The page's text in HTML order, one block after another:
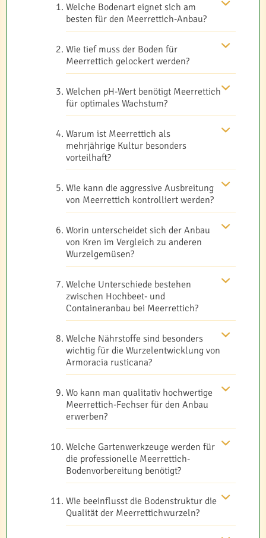
Welche Bodenart eignet sich am
besten für den Meerrettich-Anbau?
Wie tief muss der Boden für
Meerrettich gelockert werden?
Welchen pH-Wert benötigt Meerrettich
für optimales Wachstum?
Warum ist Meerrettich als
mehrjährige Kultur besonders
vorteilhaft?
Wie kann die aggressive Ausbreitung
von Meerrettich kontrolliert werden?
Worin unterscheidet sich der Anbau
von Kren im Vergleich zu anderen
Wurzelgemüsen?
Welche Unterschiede bestehen
zwischen Hochbeet- und
Containeranbau bei Meerrettich?
Welche Nährstoffe sind besonders
wichtig für die Wurzelentwicklung von
Armoracia rusticana?
Wo kann man qualitativ hochwertige
Meerrettich-Fechser für den Anbau
erwerben?
Welche Gartenwerkzeuge werden für
die professionelle Meerrettich-
Bodenvorbereitung benötigt?
Wie beeinflusst die Bodenstruktur die
Qualität der Meerrettichwurzeln?